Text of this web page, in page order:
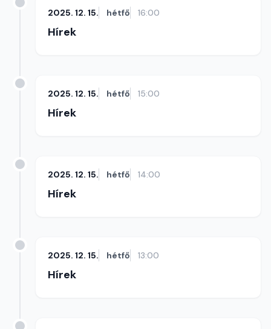
2025. 12. 15. hétfő 16:00
Hírek
2025. 12. 15. hétfő 15:00
Hírek
2025. 12. 15. hétfő 14:00
Hírek
2025. 12. 15. hétfő 13:00
Hírek